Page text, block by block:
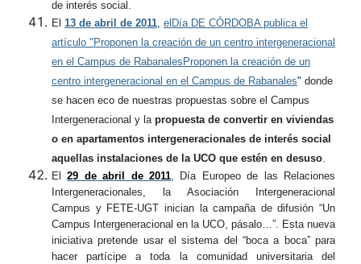
de interés social.
El 13 de abril de 2011 elDía DE CÓRDOBA publica el
artículo "Proponen la creación de un centro intergeneracional
en el Campus de RabanalesProponen la creación de un
centro intergeneracional en el Campus de Rabanales" donde
se hacen eco de nuestras propuestas sobre el Campus
Intergeneracional y la propuesta de convertir en viviendas
o en apartamentos intergeneracionales de interés social
aquellas instalaciones de la UCO que estén en desuso
El29 de abril de 2011 , Día Europeo de las Relaciones
Intergeneracionales, la Asociación Intergeneracional
Campus y FETE-UGT inician la campaña de difusión “Un
Campus Intergeneracional en la UCO, pásalo…”. Esta nueva
iniciativa pretende usar el sistema del “boca a boca” para
hacer partícipe a toda la comunidad universitaria del